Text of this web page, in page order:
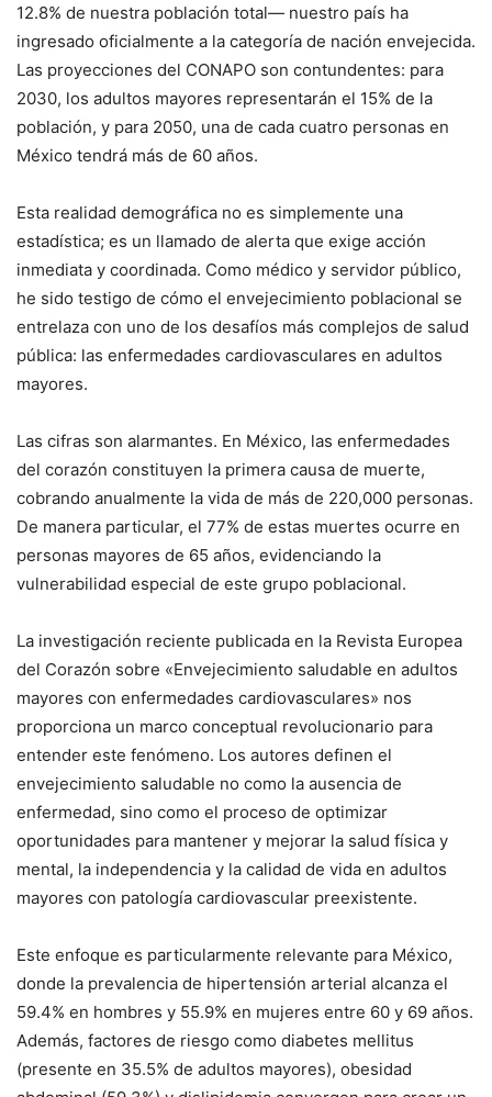
12.8% de nuestra población total— nuestro país ha
ingresado oficialmente a la categoría de nación envejecida.
Las proyecciones del CONAPO son contundentes: para
2030, los adultos mayores representarán el 15% de la
población, y para 2050, una de cada cuatro personas en
México tendrá más de 60 años.
Esta realidad demográfica no es simplemente una
estadística; es un llamado de alerta que exige acción
inmediata y coordinada. Como médico y servidor público,
he sido testigo de cómo el envejecimiento poblacional se
entrelaza con uno de los desafíos más complejos de salud
pública: las enfermedades cardiovasculares en adultos
mayores.
Las cifras son alarmantes. En México, las enfermedades
del corazón constituyen la primera causa de muerte,
cobrando anualmente la vida de más de 220,000 personas.
De manera particular, el 77% de estas muertes ocurre en
personas mayores de 65 años, evidenciando la
vulnerabilidad especial de este grupo poblacional.
La investigación reciente publicada en la Revista Europea
del Corazón sobre «Envejecimiento saludable en adultos
mayores con enfermedades cardiovasculares» nos
proporciona un marco conceptual revolucionario para
entender este fenómeno. Los autores definen el
envejecimiento saludable no como la ausencia de
enfermedad, sino como el proceso de optimizar
oportunidades para mantener y mejorar la salud física y
mental, la independencia y la calidad de vida en adultos
mayores con patología cardiovascular preexistente.
Este enfoque es particularmente relevante para México,
donde la prevalencia de hipertensión arterial alcanza el
59.4% en hombres y 55.9% en mujeres entre 60 y 69 años.
Además, factores de riesgo como diabetes mellitus
(presente en 35.5% de adultos mayores), obesidad